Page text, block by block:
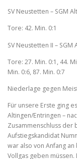
SV Neustetten – SGM
Tore: 42. Min. 0:1
SV Neustetten II – SGM
Tore: 27. Min. 0:1, 44.
Min. 0:6, 87. Min. 0:7
Niederlage gegen
Für unsere Erste ging
Altingen/Entringen –
Zusammenschluss der
Aufstiegskandidat
war also von Anfang
Vollgas geben